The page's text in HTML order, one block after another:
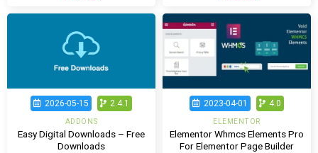
2026-05-15 2.4.1
ADDONS
Easy Digital Downloads – Free
Downloads
2023-04-01 4.0
ELEMENTOR
Elementor Whmcs Elements Pro
For Elementor Page Builder